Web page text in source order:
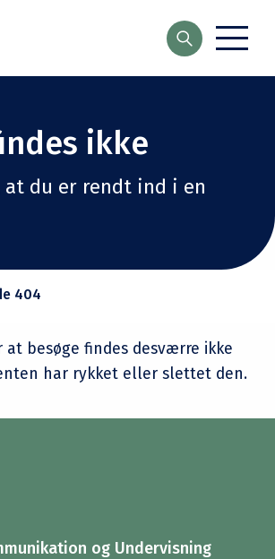
Søg
ikke
at du er rendt ind i en
404
at besøge findes desværre ikke
har rykket eller slettet den.
og Undervisning